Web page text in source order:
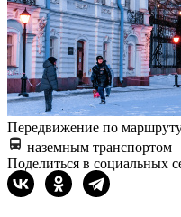
Передвижение по
наземным транспортом
Поделиться в социальных